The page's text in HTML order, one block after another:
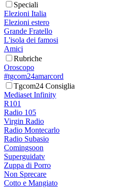
Speciali
Elezioni Italia
Elezioni estero
Grande Fratello
L'isola dei famosi
Amici
Rubriche
Oroscopo
#tgcom24amarcord
Tgcom24 Consiglia
Mediaset Infinity
R101
Radio 105
Virgin Radio
Radio Montecarlo
Radio Subasio
Comingsoon
Superguidatv
Zuppa di Porro
Non Sprecare
Cotto e Mangiato